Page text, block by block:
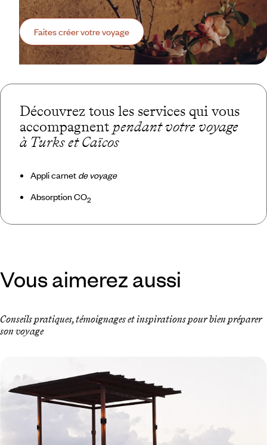
Faites créer votre voyage
Découvrez tous les services qui vous
accompagnent pendant votre voyage
à Turks et Caïcos
Appli carnet de voyage
Absorption CO2
Vous aimerez aussi
Conseils pratiques, témoignages et inspirations pour bien préparer
son voyage